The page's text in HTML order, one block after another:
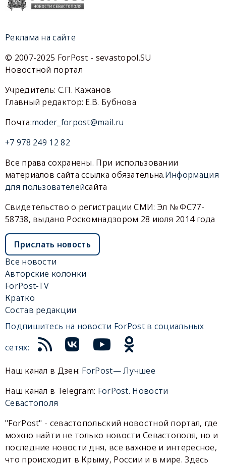
Реклама на сайте
© 2007-2025 ForPost - sevastopol.SU
Новостной портал
Учредитель: С.П. Кажанов
Главный редактор: Е.В. Бубнова
Почта:moder_forpost@mail.ru
+7 978 249 12 82
Все права сохранены. При использовании
материалов сайта ссылка обязательна.Информация
для пользователейсайта
Свидетельство о регистрации СМИ: Эл № ФС77-
58738, выдано Роскомнадзором 28 июля 2014 года
Прислать новость
Все новости
Авторские колонки
ForPost-TV
Кратко
Состав редакции
Подпишитесь на новости ForPost в социальных
сетях:
Наш канал в Дзен: ForPost— Лучшее
Наш канал в Telegram: ForPost. Новости
Севастополя
"ForPost" - севастопольский новостной портал, где
можно найти не только новости Севастополя, но и
последние новости дня, все важное и интересное,
что происходит в Крыму, России и в мире. Здесь